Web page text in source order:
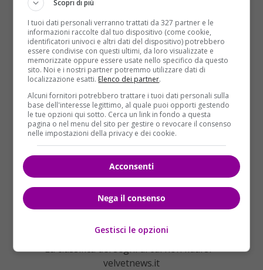
per difendere i propri interessi.Per raggiungere i
loro obiettivi, i nati sotto questo segno sono pronti a
qualunque cosa. Di conseguenza, sono disposti
anche a mentire se è fondamentale farlo. Non sono
bugiardi di natura ma lo diventano all’occorrenza.
La classifica dei segni di cui non fidarsi –
velvetnews.it
Scopri di più
I tuoi dati personali verranno trattati da 327 partner e le
informazioni raccolte dal tuo dispositivo (come cookie,
identificatori univoci e altri dati del dispositivo) potrebbero
essere condivise con questi ultimi, da loro visualizzate e
memorizzate oppure essere usate nello specifico da questo
sito. Noi e i nostri partner potremmo utilizzare dati di
localizzazione esatti. Elenco dei partner.
Alcuni fornitori potrebbero trattare i tuoi dati personali sulla
base dell'interesse legittimo, al quale puoi opporti gestendo
le tue opzioni qui sotto. Cerca un link in fondo a questa
pagina o nel menu del sito per gestire o revocare il consenso
nelle impostazioni della privacy e dei cookie.
Acconsenti
Nega il consenso
Gestisci le opzioni